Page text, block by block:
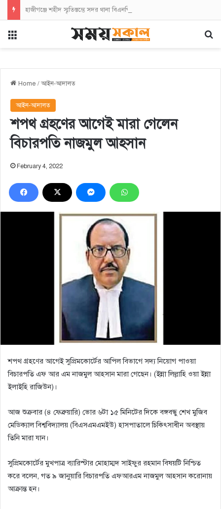
হাজীগঞ্জে শহীদ স্মৃতিস্তম্ভে সদর থানা বিএনপির পুষ্পস্তবক অর্পণ
Home /আইন-আদালত
আইন-আদালত
শপথ গ্রহণের আগেই মারা গেলেন
বিচারপতি নাজমুল আহসান
February 4, 2022
শপথ গ্রহণের আগেই সুপ্রিমকোর্টের আপিল বিভাগে সদ্য নিয়োগ পাওয়া
বিচারপতি এফ আর এম নাজমুল আহসান মারা গেছেন। (ইন্না লিল্লাহি ওয়া ইন্না
ইলাইহি রাজিউন)।
আজ শুক্রবার (৪ ফেব্রুয়ারি) ভোর ৬টা ১৫ মিনিটের দিকে বঙ্গবন্ধু শেখ মুজিব
মেডিক্যাল বিশ্ববিদ্যালয় (বিএসএমএমইউ) হাসপাতালে চিকিৎসাধীন অবস্থায়
তিনি মারা যান।
সুপ্রিমকোর্টের মুখপাত্র ব্যারিস্টার মোহাম্মদ সাইফুর রহমান বিষয়টি নিশ্চিত
করে বলেন, গত ৯ জানুয়ারি বিচারপতি এফআরএম নাজমুল আহসান করোনায়
আক্রান্ত হন।